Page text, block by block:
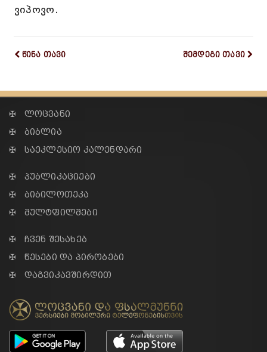
ვიპოვო.
წინა თავი შემდეგი თავი
✠ ლოცვანი
✠ ბიბლია
✠ საეკლესიო კალენდარი
✠ პუბლიკაციები
✠ ბიბილოთეკა
✠ მულტფილმები
✠ ჩვენ შესახებ
✠ წესები და პირობები
✠ დაგვიკავშირდით